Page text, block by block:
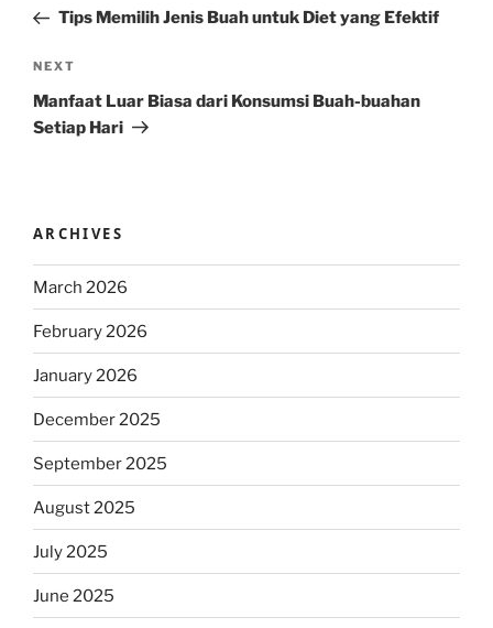
PostTips Memilih Jenis Buah untuk Diet yang Efektif
Next
Post
NEXT
Manfaat Luar Biasa dari Konsumsi Buah-buahan
Setiap Hari
ARCHIVES
March 2026
February 2026
January 2026
December 2025
September 2025
August 2025
July 2025
June 2025